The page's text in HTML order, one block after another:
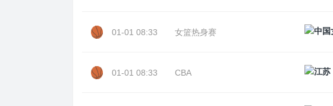
01-01 08:33 女篮热身赛
01-01 08:33 CBA